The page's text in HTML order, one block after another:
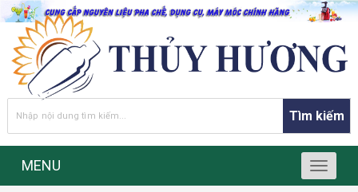
Tìm kiếm
MENU
T
o